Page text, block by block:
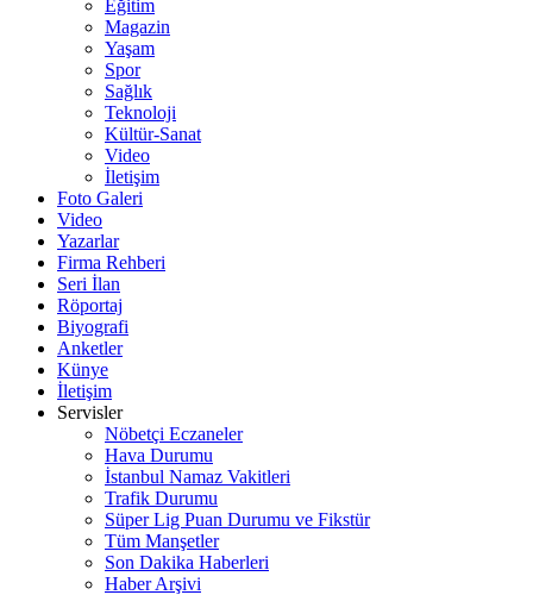
Eğitim
Magazin
Yaşam
Spor
Sağlık
Teknoloji
Kültür-Sanat
Video
İletişim
Foto Galeri
Video
Yazarlar
Firma Rehberi
Seri İlan
Röportaj
Biyografi
Anketler
Künye
İletişim
Servisler
Nöbetçi Eczaneler
Hava Durumu
İstanbul Namaz Vakitleri
Trafik Durumu
Süper Lig Puan Durumu ve Fikstür
Tüm Manşetler
Son Dakika Haberleri
Haber Arşivi